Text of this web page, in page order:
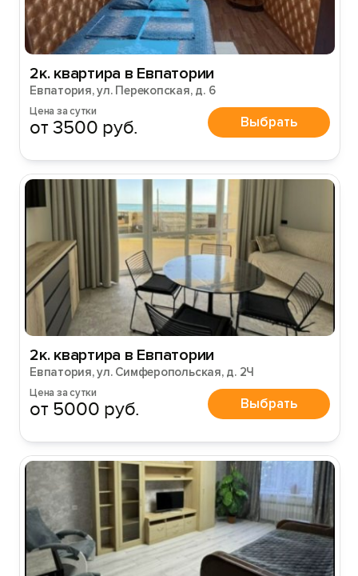
2к. квартира в Евпатории
Евпатория, ул. Перекопская, д. 6
Цена за сутки
от 3500 руб. Выбрать
2к. квартира в Евпатории
Евпатория, ул. Симферопольская, д. 2Ч
Цена за сутки
от 5000 руб. Выбрать